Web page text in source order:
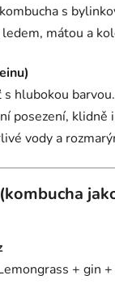
s
mátou a
s hlubokou barvou.
posezení, klidně
vody a
+ gin